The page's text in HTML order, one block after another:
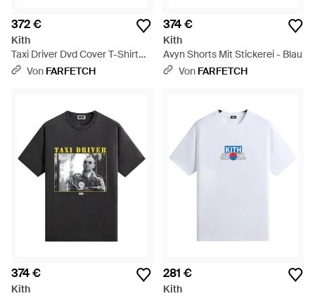
372 €
Kith
Taxi Driver Dvd Cover T-Shirt
Mit Print - Weiß
Von FARFETCH
374 €
Kith
Avyn Shorts Mit Stickerei - Blau
Von FARFETCH
374 €
Kith
281 €
Kith